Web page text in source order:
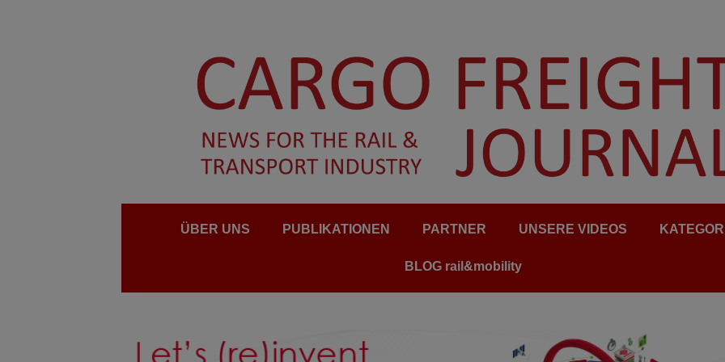
ÜBER UNS PUBLIKATIONEN PARTNER UNSERE VIDEOS
BLOG rail&mobility